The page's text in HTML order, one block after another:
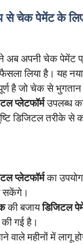
से चेक पेमेंट के
अपनी चेक पेमेंट
लिया है। यह
है जो चेक से
प्लेटफॉर्मउपलब्ध
डिजिटल तरीके से
प्लेटफॉर्मका
सकेंगे।
की बजायडिजिटल
गई है।
वाले महीनों में लागू